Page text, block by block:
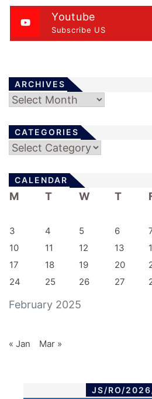
Youtube
Subscribe US
ARCHIVES
Archives
CATEGORIES
Categories
CALENDAR
February 2025
M T W T
3
4 5 6
10
11 12 13
17
18 19 20
24
25 26 27
« Jan Mar »
JS/RO/